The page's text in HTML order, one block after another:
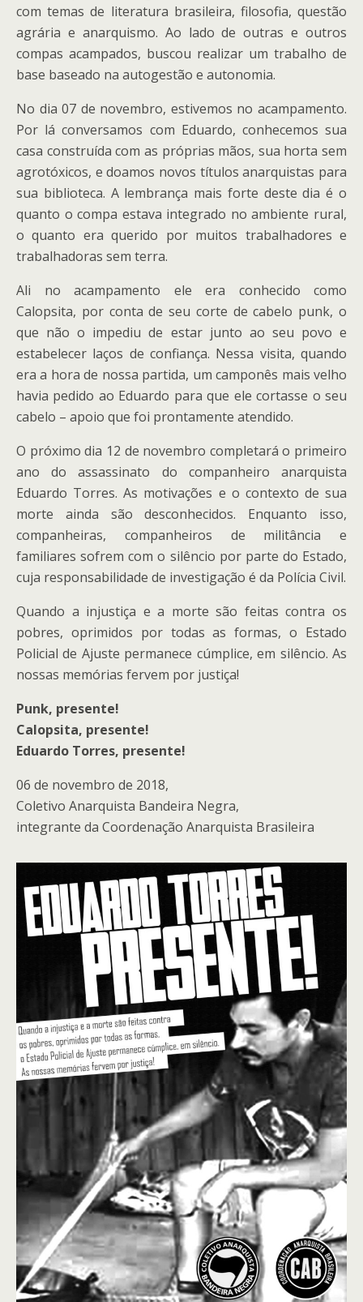
com temas de literatura brasileira, filosofia, questão
agrária e anarquismo. Ao lado de outras e outros
compas acampados, buscou realizar um trabalho de
base baseado na autogestão e autonomia.
No dia 07 de novembro, estivemos no acampamento.
Por lá conversamos com Eduardo, conhecemos sua
casa construída com as próprias mãos, sua horta sem
agrotóxicos, e doamos novos títulos anarquistas para
sua biblioteca. A lembrança mais forte deste dia é o
quanto o compa estava integrado no ambiente rural,
o quanto era querido por muitos trabalhadores e
trabalhadoras sem terra.
Ali no acampamento ele era conhecido como
Calopsita, por conta de seu corte de cabelo punk, o
que não o impediu de estar junto ao seu povo e
estabelecer laços de confiança. Nessa visita, quando
era a hora de nossa partida, um camponês mais velho
havia pedido ao Eduardo para que ele cortasse o seu
cabelo – apoio que foi prontamente atendido.
O próximo dia 12 de novembro completará o primeiro
ano do assassinato do companheiro anarquista
Eduardo Torres. As motivações e o contexto de sua
morte ainda são desconhecidos. Enquanto isso,
companheiras, companheiros de militância e
familiares sofrem com o silêncio por parte do Estado,
cuja responsabilidade de investigação é da Polícia Civil.
Quando a injustiça e a morte são feitas contra os
pobres, oprimidos por todas as formas, o Estado
Policial de Ajuste permanece cúmplice, em silêncio. As
nossas memórias fervem por justiça!
Punk, presente!
Calopsita, presente!
Eduardo Torres, presente!
06 de novembro de 2018,
Coletivo Anarquista Bandeira Negra,
integrante da Coordenação Anarquista Brasileira